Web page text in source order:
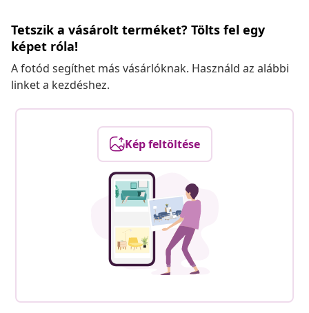
Tetszik a vásárolt terméket? Tölts fel egy
képet róla!
A fotód segíthet más vásárlóknak. Használd az alábbi
linket a kezdéshez.
Kép feltöltése